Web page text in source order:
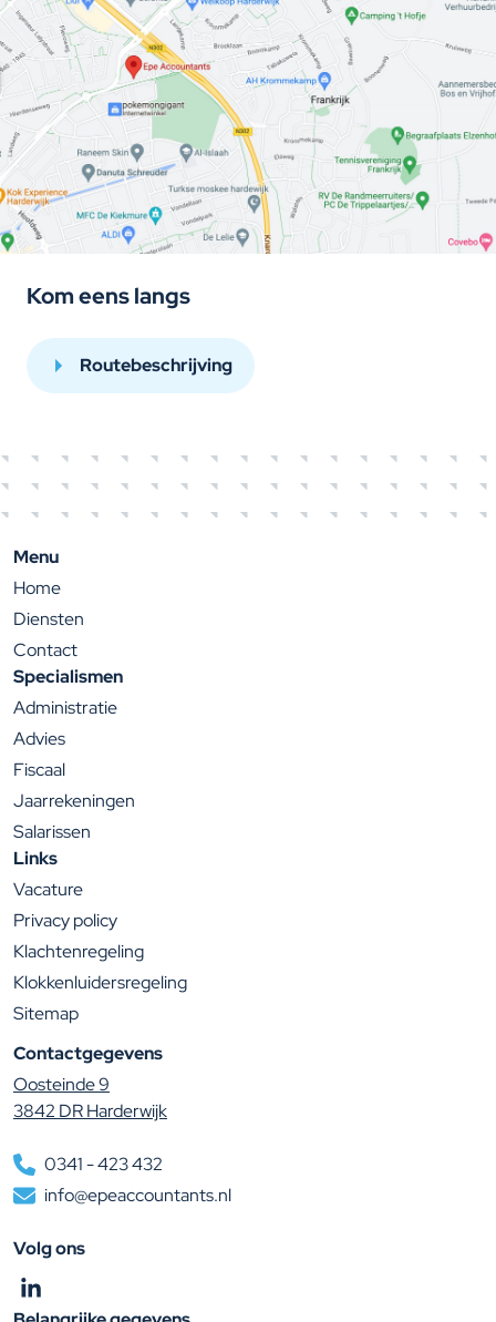
Kom eens langs
Routebeschrijving
Menu
Home
Diensten
Contact
Specialismen
Administratie
Advies
Fiscaal
Jaarrekeningen
Salarissen
Links
Vacature
Privacy policy
Klachtenregeling
Klokkenluidersregeling
Sitemap
Contactgegevens
Oosteinde 9
3842 DR Harderwijk
0341 - 423 432
info@epeaccountants.nl
Volg ons
Volg ons op LinkedIn